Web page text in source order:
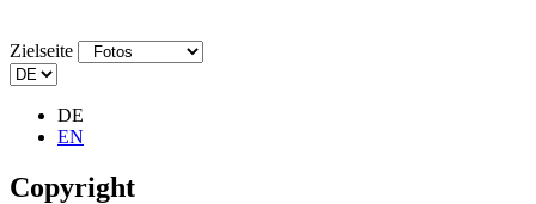
Zielseite
DE
EN
Copyright